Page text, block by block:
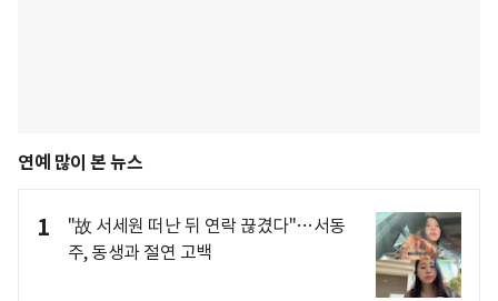
연예 많이 본 뉴스
1
"故 서세원 떠난 뒤 연락 끊겼다"…서동
주, 동생과 절연 고백